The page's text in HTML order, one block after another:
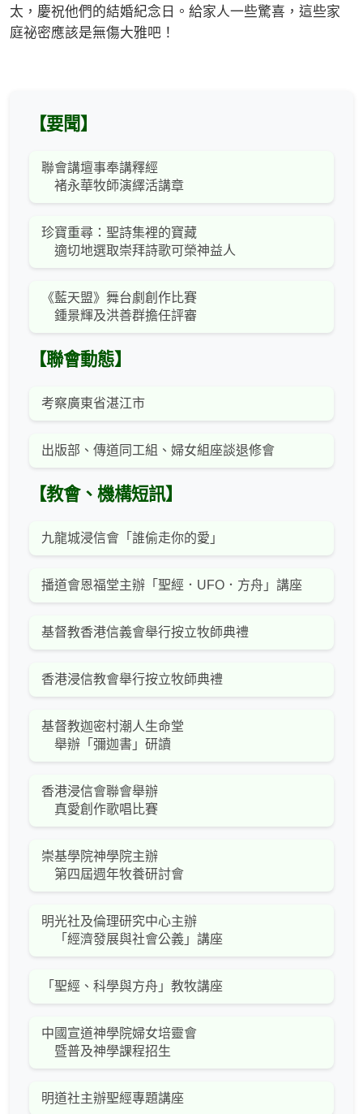
太，慶祝他們的結婚紀念日。給家人一些驚喜，這些家
庭祕密應該是無傷大雅吧！
【要聞】
聯會講壇事奉講釋經
褚永華牧師演繹活講章
珍寶重尋：聖詩集裡的寶藏
適切地選取崇拜詩歌可榮神益人
《藍天盟》舞台劇創作比賽
鍾景輝及洪善群擔任評審
【聯會動態】
考察廣東省湛江市
出版部、傳道同工組、婦女組座談退修會
【教會、機構短訊】
九龍城浸信會「誰偷走你的愛」
播道會恩福堂主辦「聖經．UFO．方舟」講座
基督教香港信義會舉行按立牧師典禮
香港浸信教會舉行按立牧師典禮
基督教迦密村潮人生命堂
舉辦「彌迦書」研讀
香港浸信會聯會舉辦
真愛創作歌唱比賽
崇基學院神學院主辦
第四屆週年牧養研討會
明光社及倫理研究中心主辦
「經濟發展與社會公義」講座
「聖經、科學與方舟」教牧講座
中國宣道神學院婦女培靈會
暨普及神學課程招生
明道社主辦聖經專題講座